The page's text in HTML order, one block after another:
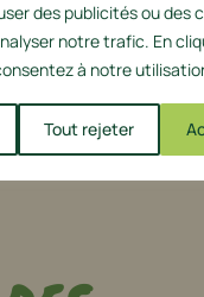
des publicités ou des
notre trafic. En
à notre
Tout rejeter
Article suivant
france 3 sur notre colo